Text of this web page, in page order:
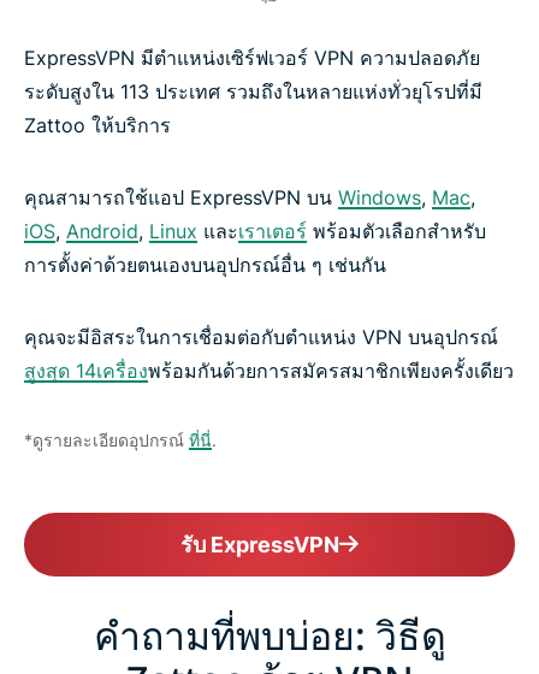
ExpressVPN มีตำแหน่งเซิร์ฟเวอร์ VPN ความปลอดภัย
ระดับสูงใน 113 ประเทศ รวมถึงในหลายแห่งทั่วยุโรปที่มี
Zattoo ให้บริการ
คุณสามารถใช้แอป ExpressVPN บน Windows, Mac,
iOS, Android, Linux และเราเตอร์ พร้อมตัวเลือกสำหรับ
การตั้งค่าด้วยตนเองบนอุปกรณ์อื่น ๆ เช่นกัน
คุณจะมีอิสระในการเชื่อมต่อกับตำแหน่ง VPN บนอุปกรณ์
สูงสุด 14เครื่องพร้อมกันด้วยการสมัครสมาชิกเพียงครั้งเดียว
*ดูรายละเอียดอุปกรณ์ ที่นี่.
รับ ExpressVPN
คำถามที่พบบ่อย: วิธีดู